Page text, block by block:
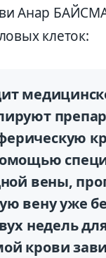
Анар
клеток:
вены,
вену уже
недель
крови